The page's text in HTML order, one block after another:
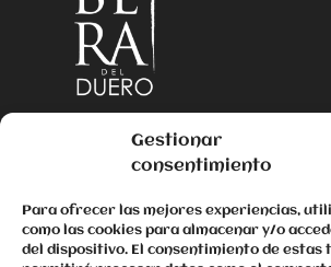
Gestionar
consentimiento
Para ofrecer las mejores experiencias,
como las cookies para almacenar y/o
del dispositivo. El consentimiento de estas